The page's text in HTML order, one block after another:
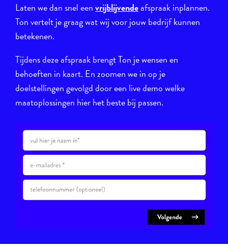
Laten we dan snel eenvrijblijvendeafspraak inplannen.
Ton vertelt je graag wat wij voor jouw bedrijf kunnen
betekenen.
Tijdens deze afspraak brengt Ton je wensen en
behoeften in kaart. En zoomen we in op je
doelstellingen gevolgd door een live demo welke
maatoplossingen hier het beste bij passen.